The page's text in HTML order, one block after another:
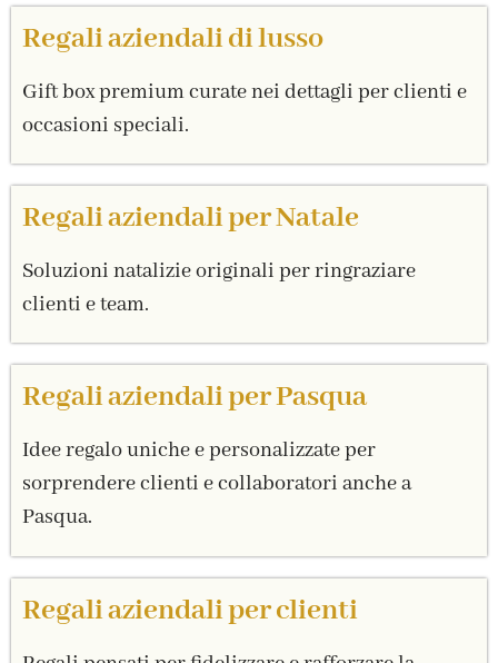
Regali aziendali di lusso
Gift box premium curate nei dettagli per clienti e
occasioni speciali.
Regali aziendali per Natale
Soluzioni natalizie originali per ringraziare
clienti e team.
Regali aziendali per Pasqua
Idee regalo uniche e personalizzate per
sorprendere clienti e collaboratori anche a
Pasqua.
Regali aziendali per clienti